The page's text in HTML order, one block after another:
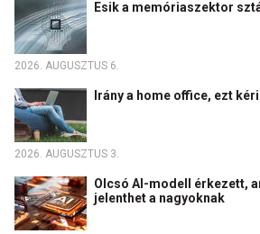
Esik a memóriaszektor
2026. AUGUSZTUS 6.
Irány a home office, ezt
2026. AUGUSZTUS 3.
Olcsó AI-modell érkezett,
jelenthet a nagyoknak